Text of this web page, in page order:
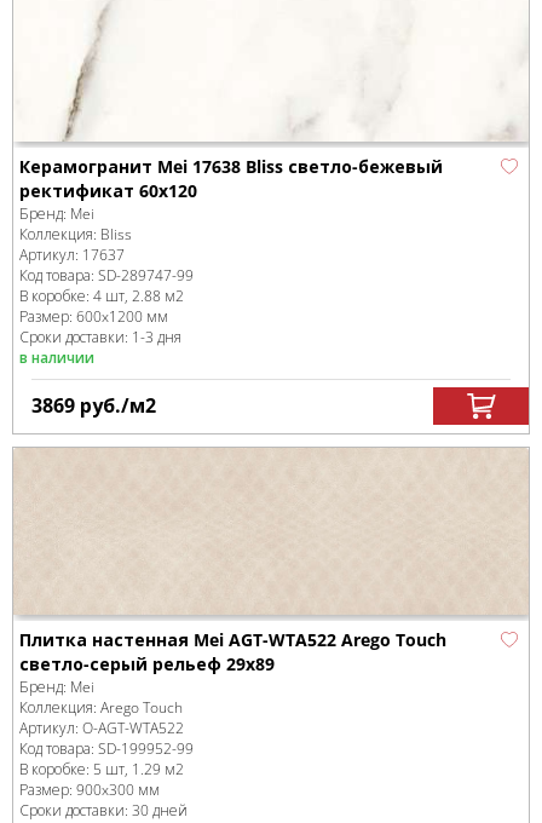
Керамогранит Mei 17638 Bliss светло-бежевый
ректификат 60x120
Бренд: Mei
Коллекция: Bliss
Артикул: 17637
Код товара: SD-289747-99
В коробке: 4 шт, 2.88 м2
Размер: 600x1200 мм
Сроки доставки: 1-3 дня
в наличии
3869 руб./м2
Плитка настенная Mei AGT-WTA522 Arego Touch
светло-серый рельеф 29x89
Бренд: Mei
Коллекция: Arego Touch
Артикул: O-AGT-WTA522
Код товара: SD-199952-99
В коробке: 5 шт, 1.29 м2
Размер: 900x300 мм
Сроки доставки: 30 дней